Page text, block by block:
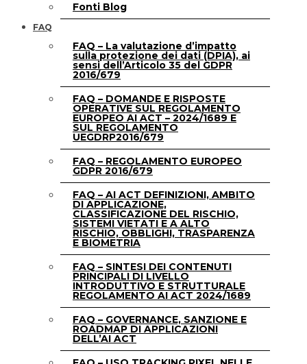
Fonti Blog
FAQ
FAQ – La valutazione d’impatto
sulla protezione dei dati (DPIA), ai
sensi dell’Articolo 35 del GDPR
2016/679
FAQ – DOMANDE E RISPOSTE
OPERATIVE SUL REGOLAMENTO
EUROPEO AI ACT – 2024/1689 E
SUL REGOLAMENTO
UEGDRP2016/679
FAQ – REGOLAMENTO EUROPEO
GDPR 2016/679
FAQ – AI ACT DEFINIZIONI, AMBITO
DI APPLICAZIONE,
CLASSIFICAZIONE DEL RISCHIO,
SISTEMI VIETATI E A ALTO
RISCHIO, OBBLIGHI, TRASPARENZA
E BIOMETRIA
FAQ – SINTESI DEI CONTENUTI
PRINCIPALI DI LIVELLO
INTRODUTTIVO E STRUTTURALE
REGOLAMENTO AI ACT 2024/1689
FAQ – GOVERNANCE, SANZIONE E
ROADMAP DI APPLICAZIONI
DELL’AI ACT